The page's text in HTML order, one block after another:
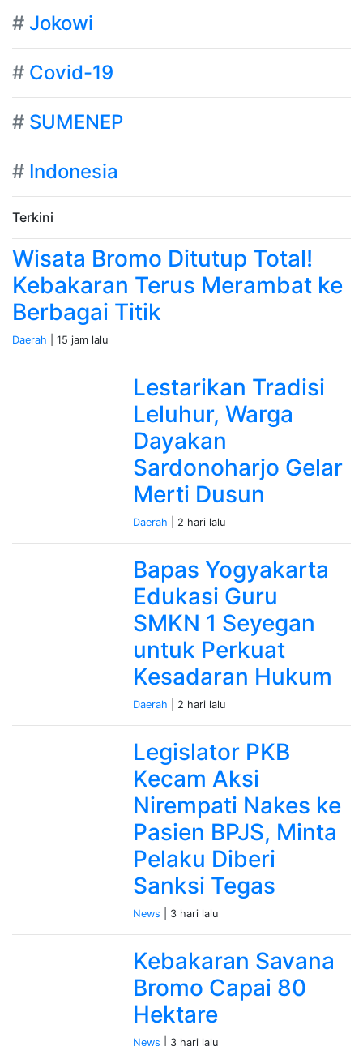
# Jokowi
# Covid-19
# SUMENEP
# Indonesia
Terkini
Wisata Bromo Ditutup Total!
Kebakaran Terus Merambat ke
Berbagai Titik
Daerah | 15 jam lalu
Lestarikan Tradisi
Leluhur, Warga
Dayakan
Sardonoharjo Gelar
Merti Dusun
Daerah | 2 hari lalu
Bapas Yogyakarta
Edukasi Guru
SMKN 1 Seyegan
untuk Perkuat
Kesadaran Hukum
Daerah | 2 hari lalu
Legislator PKB
Kecam Aksi
Nirempati Nakes ke
Pasien BPJS, Minta
Pelaku Diberi
Sanksi Tegas
News | 3 hari lalu
Kebakaran Savana
Bromo Capai 80
Hektare
News | 3 hari lalu